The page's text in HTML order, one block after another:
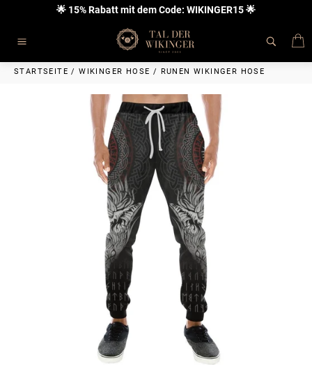
Inhalt
🌟 15% Rabatt mit dem Code: WIKINGER15 🌟
STARTSEITE /WIKINGER HOSE / RUNEN WIKINGER HOSE